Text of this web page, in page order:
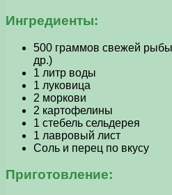
Ингредиенты:
500 граммов свежей рыбы
др.)
1 литр воды
1 луковица
2 моркови
2 картофелины
1 стебель сельдерея
1 лавровый лист
Соль и перец по вкусу
Приготовление: